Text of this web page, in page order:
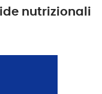
nutrizionali